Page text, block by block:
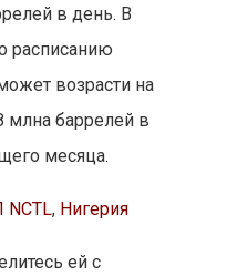
в день. В
расписанию
возрасти на
млна баррелей в
месяца.
, Нигерия
ей с